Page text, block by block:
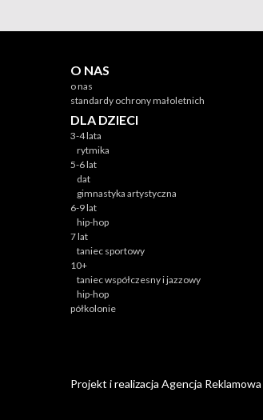
O NAS
o nas
standardy ochrony małoletnich
DLA DZIECI
3-4 lata
rytmika
5-6 lat
dat
gimnastyka artystyczna
6-9 lat
hip-hop
7 lat
taniec sportowy
10+
taniec współczesny i jazzowy
hip-hop
półkolonie
Projekt i realizacja Agencja Reklamowa